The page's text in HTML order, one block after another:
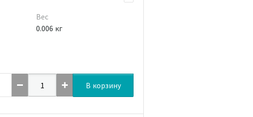
Вес
0.006 кг
В корзину